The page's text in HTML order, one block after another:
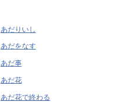
あだりいし
あだをなす
あだ事
あだ花
あだ花で終わる